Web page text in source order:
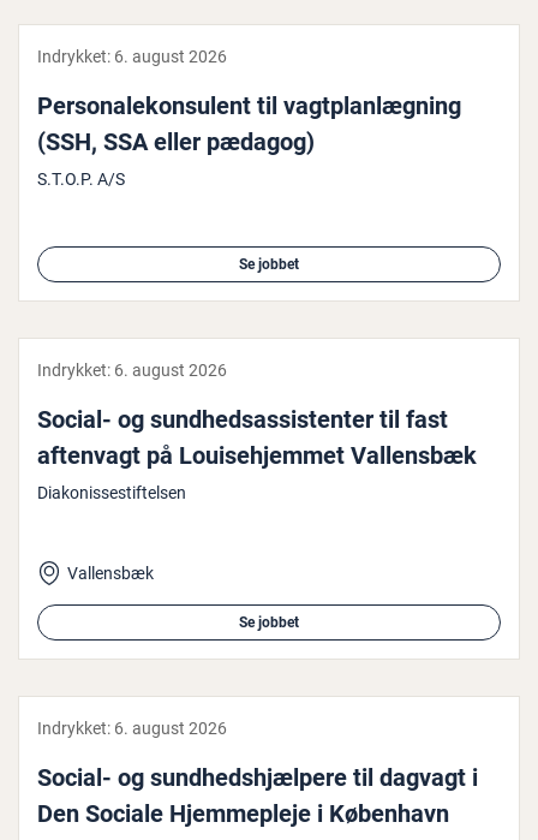
Indrykket: 6. august 2026
Per­so­na­le­kon­su­lent til vagt­plan­læg­ning
(SSH, SSA eller pædagog)
S.T.O.P. A/S
Se jobbet
Indrykket: 6. august 2026
Social- og sund­heds­as­si­sten­ter til fast
aftenvagt på Lou­i­se­hjem­met Val­lens­bæk
Diakonissestiftelsen
Vallensbæk
Se jobbet
Indrykket: 6. august 2026
Social- og sund­heds­hjæl­pe­re til dagvagt i
Den Sociale Hjem­meple­je i København